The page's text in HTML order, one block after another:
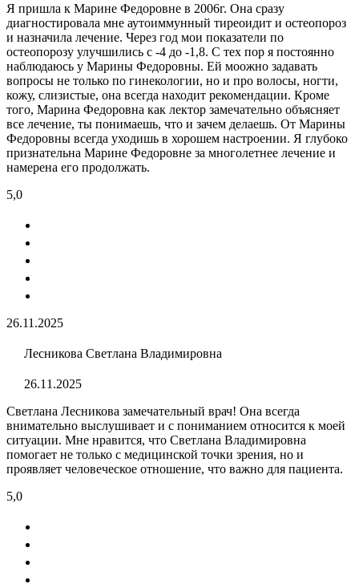
Я пришла к Марине Федоровне в 2006г. Она сразу
диагностировала мне аутоиммунный тиреоидит и остеопороз
и назначила лечение. Через год мои показатели по
остеопорозу улучшились с -4 до -1,8. С тех пор я постоянно
наблюдаюсь у Марины Федоровны. Ей моожно задавать
вопросы не только по гинекологии, но и про волосы, ногти,
кожу, слизистые, она всегда находит рекомендации. Кроме
того, Марина Федоровна как лектор замечательно объясняет
все лечение, ты понимаешь, что и зачем делаешь. От Марины
Федоровны всегда уходишь в хорошем настроении. Я глубоко
признательна Марине Федоровне за многолетнее лечение и
намерена его продолжать.
5,0
26.11.2025
Лесникова Светлана Владимировна
26.11.2025
Светлана Лесникова замечательный врач! Она всегда
внимательно выслушивает и с пониманием относится к моей
ситуации. Мне нравится, что Светлана Владимировна
помогает не только с медицинской точки зрения, но и
проявляет человеческое отношение, что важно для пациента.
5,0